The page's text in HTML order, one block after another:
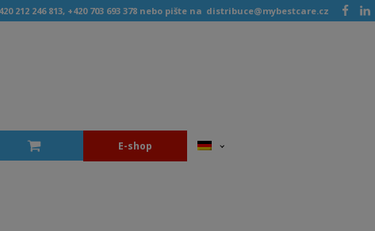
212 246 813, +420 703 693 378 nebo pište na distribuce@mybestcare.cz
E-shop